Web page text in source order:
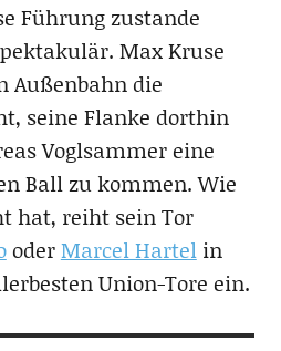
Führung zustande
Max Kruse
Außenbahn die
seine Flanke dorthin
Voglsammer eine
Ball zu kommen. Wie
hat, reiht sein Tor
oderMarcel Hartelin
Union-Tore ein.